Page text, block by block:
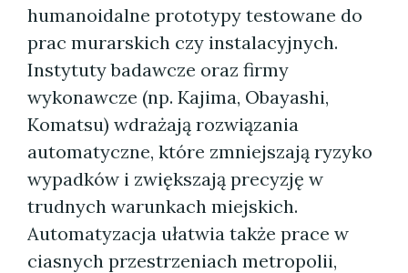
humanoidalne prototypy testowane do
prac murarskich czy instalacyjnych.
Instytuty badawcze oraz firmy
wykonawcze (np. Kajima, Obayashi,
Komatsu) wdrażają rozwiązania
automatyczne, które zmniejszają ryzyko
wypadków i zwiększają precyzję w
trudnych warunkach miejskich.
Automatyzacja ułatwia także prace w
ciasnych przestrzeniach metropolii,